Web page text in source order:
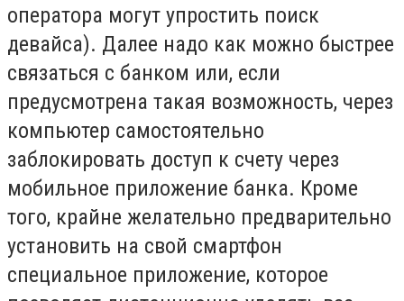
оператора могут упростить поиск
девайса). Далее надо как можно быстрее
связаться с банком или, если
предусмотрена такая возможность, через
компьютер самостоятельно
заблокировать доступ к счету через
мобильное приложение банка. Кроме
того, крайне желательно предварительно
установить на свой смартфон
специальное приложение, которое